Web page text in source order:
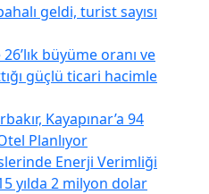
geldi, turist sayısı
büyüme oranı ve
güçlü ticari hacimle
Kayapınar’a 94
Planlıyor
Enerji Verimliği
yılda 2 milyon dolar